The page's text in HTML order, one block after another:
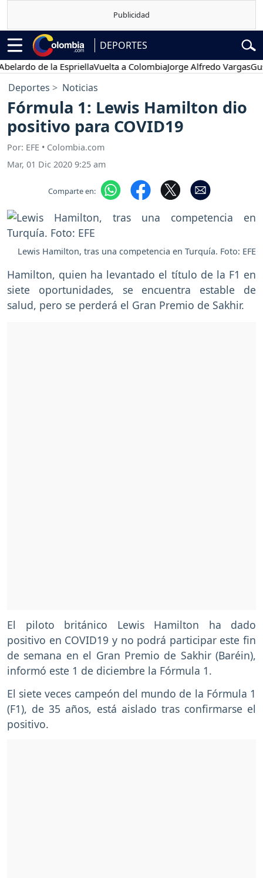
DEPORTES
de la EspriellaVuelta a ColombiaJorge Alfredo Vargas
Deportes Noticias
Fórmula 1: Lewis Hamilton dio
positivo para COVID19
Por: EFE • Colombia.com
Mar, 01 Dic 2020 9:25 am
Comparte en:
Lewis Hamilton, tras una competencia en Turquía. Foto: EFE
Hamilton, quien ha levantado el título de la F1 en
siete oportunidades, se encuentra estable de
salud, pero se perderá el Gran Premio de Sakhir.
El piloto británico Lewis Hamilton ha dado
positivo en COVID19 y no podrá participar este fin
de semana en el Gran Premio de Sakhir (Baréin),
informó este 1 de diciembre la Fórmula 1.
El siete veces campeón del mundo de la Fórmula 1
(F1), de 35 años, está aislado tras confirmarse el
positivo.